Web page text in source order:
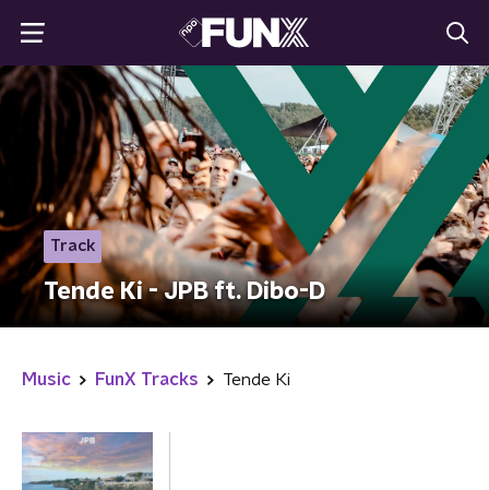
Track
Tende Ki - JPB ft. Dibo-D
Music FunX Tracks Tende Ki